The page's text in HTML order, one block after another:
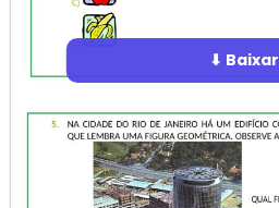
⬇ Baixar